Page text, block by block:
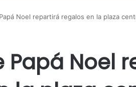
Noel repartirá regalos en la plaza
Papá Noel